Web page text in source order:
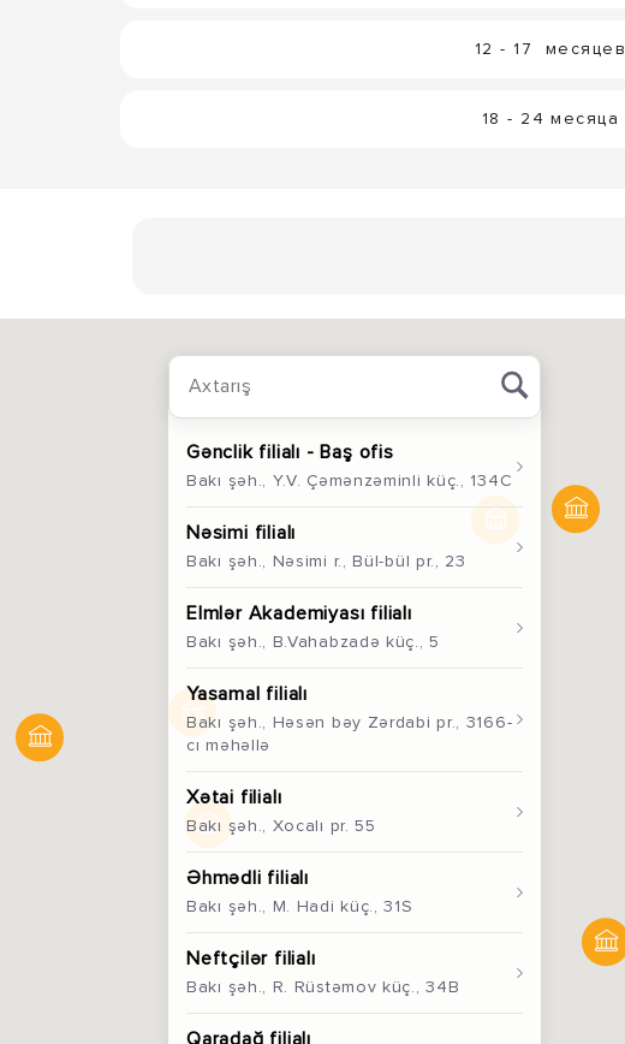
12 - 17 месяцев
18 - 24 месяца
Gənclik filialı - Baş ofis
Bakı şəh., Y.V. Çəmənzəminli küç., 134C
Nəsimi filialı
Bakı şəh., Nəsimi r., Bül-bül pr., 23
Elmlər Akademiyası filialı
Bakı şəh., B.Vahabzadə küç., 5
Yasamal filialı
Bakı şəh., Həsən bəy Zərdabi pr., 3166-
cı məhəllə
Xətai filialı
Bakı şəh., Xocalı pr. 55
Əhmədli filialı
Bakı şəh., M. Hadi küç., 31S
Neftçilәr filialı
Bakı şəh., R. Rüstәmov küç., 34B
Qaradağ filialı